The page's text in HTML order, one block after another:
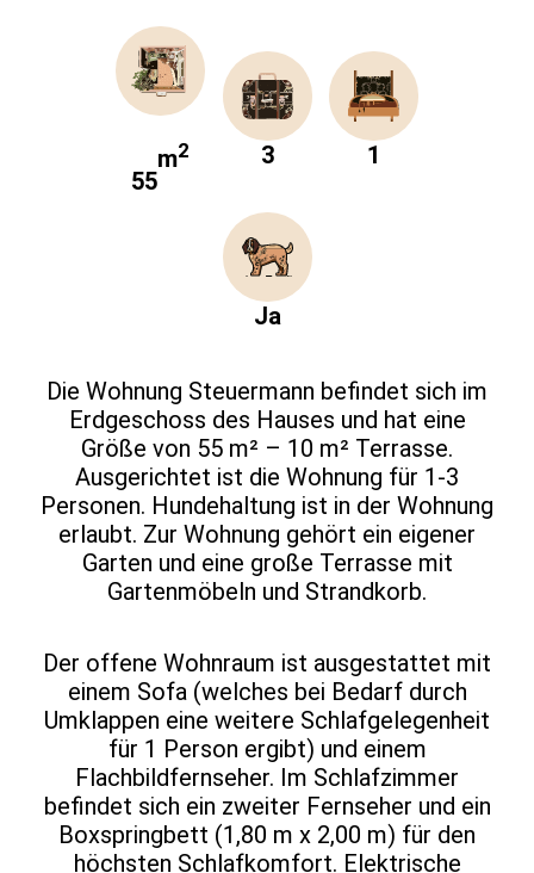
55
m2 3 1
Ja
Die Wohnung Steuermann befindet sich im
Erdgeschoss des Hauses und hat eine
Größe von 55 m² – 10 m² Terrasse.
Ausgerichtet ist die Wohnung für 1-3
Personen. Hundehaltung ist in der Wohnung
erlaubt. Zur Wohnung gehört ein eigener
Garten und eine große Terrasse mit
Gartenmöbeln und Strandkorb.
Der offene Wohnraum ist ausgestattet mit
einem Sofa (welches bei Bedarf durch
Umklappen eine weitere Schlafgelegenheit
für 1 Person ergibt) und einem
Flachbildfernseher. Im Schlafzimmer
befindet sich ein zweiter Fernseher und ein
Boxspringbett (1,80 m x 2,00 m) für den
höchsten Schlafkomfort. Elektrische